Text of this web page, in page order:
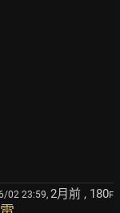
02 23:59, 2月前 , 180F